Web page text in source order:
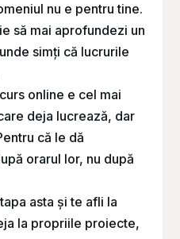
nu e pentru tine.
să mai aprofundezi un
simți că lucrurile
online e cel mai
deja lucrează, dar
că le dă
orarul lor, nu după
asta și te afli la
la propriile proiecte,